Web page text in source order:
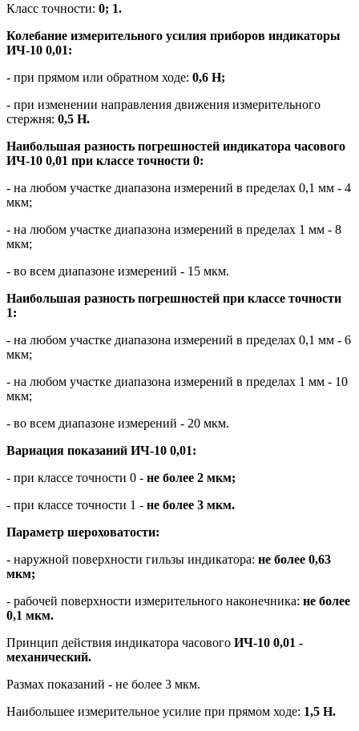
Класс точности: 0; 1.
Колебание измерительного усилия приборов индикаторы
ИЧ-10 0,01:
- при прямом или обратном ходе: 0,6 Н;
- при изменении направления движения измерительного
стержня: 0,5 Н.
Наибольшая разность погрешностей индикатора часового
ИЧ-10 0,01 при классе точности 0:
- на любом участке диапазона измерений в пределах 0,1 мм - 4
мкм;
- на любом участке диапазона измерений в пределах 1 мм - 8
мкм;
- во всем диапазоне измерений - 15 мкм.
Наибольшая разность погрешностей при классе точности
1:
- на любом участке диапазона измерений в пределах 0,1 мм - 6
мкм;
- на любом участке диапазона измерений в пределах 1 мм - 10
мкм;
- во всем диапазоне измерений - 20 мкм.
Вариация показаний ИЧ-10 0,01:
- при классе точности 0 - не более 2 мкм;
- при классе точности 1 - не более 3 мкм.
Параметр шероховатости:
- наружной поверхности гильзы индикатора: не более 0,63
мкм;
- рабочей поверхности измерительного наконечника: не более
0,1 мкм.
Принцип действия индикатора часового ИЧ-10 0,01 -
механический.
Размах показаний - не более 3 мкм.
Наибольшее измерительное усилие при прямом ходе: 1,5 Н.